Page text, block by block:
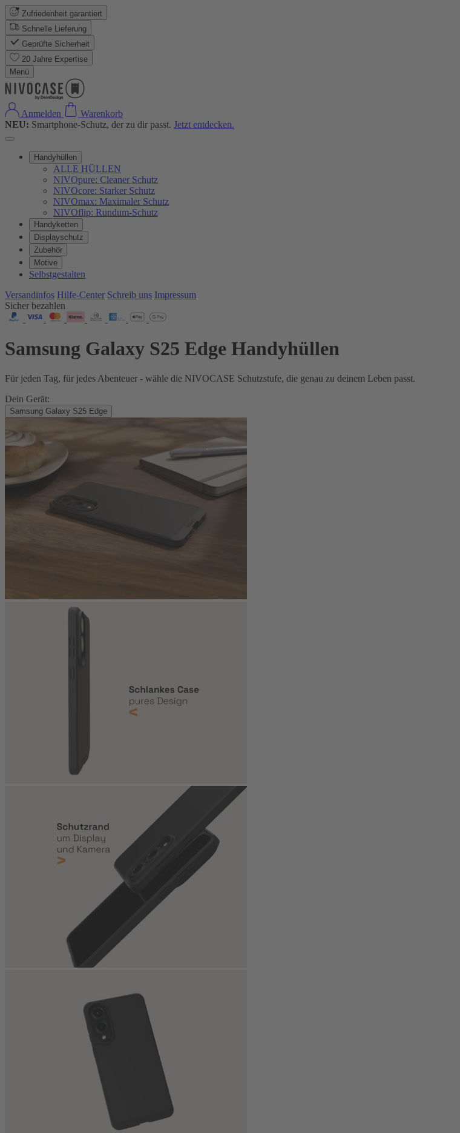
Zufriedenheit garantiert
Schnelle Lieferung
Geprüfte Sicherheit
20 Jahre Expertise
Menü
Anmelden
Warenkorb
NEU: Smartphone-Schutz, der zu dir passt. Jetzt entdecken.
Handyhüllen
ALLE HÜLLEN
NIVOpure: Cleaner Schutz
NIVOcore: Starker Schutz
NIVOmax: Maximaler Schutz
NIVOflip: Rundum-Schutz
Handyketten
Displayschutz
Zubehör
Motive
Selbstgestalten
Versandinfos Hilfe-Center Schreib uns Impressum
Sicher bezahlen
Samsung Galaxy S25 Edge Handyhüllen
Für jeden Tag, für jedes Abenteuer - wähle die NIVOCASE Schutzstufe, die genau zu deinem Leben passt.
Dein Gerät:
Samsung Galaxy S25 Edge